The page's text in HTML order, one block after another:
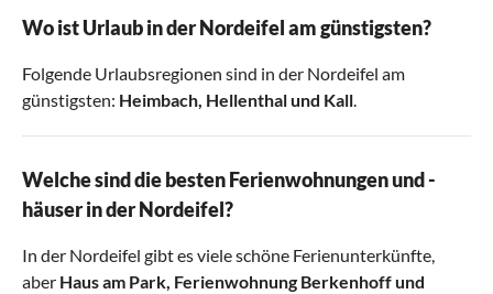
Wo ist Urlaub in der Nordeifel am günstigsten?
Folgende Urlaubsregionen sind in der Nordeifel am
günstigsten: Heimbach, Hellenthalund Kall.
Welche sind die besten Ferienwohnungen und -
häuser in der Nordeifel?
In der Nordeifel gibt es viele schöne Ferienunterkünfte,
aber Haus am Park, Ferienwohnung Berkenhoffund